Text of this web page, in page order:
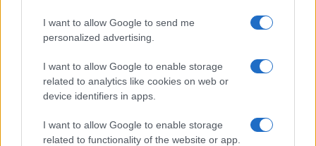
I want to allow Google to send me
personalized advertising.
I want to allow Google to enable storage
related to analytics like cookies on web or
device identifiers in apps.
I want to allow Google to enable storage
related to functionality of the website or app.
Apple iPhone 17 Pro